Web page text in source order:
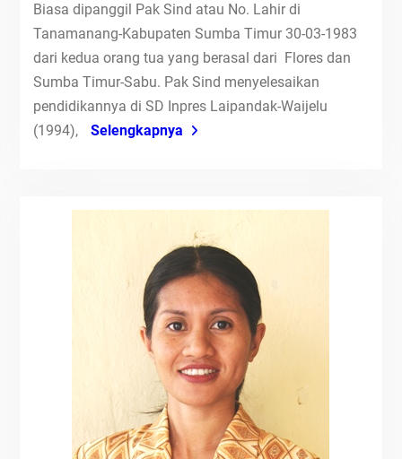
Biasa dipanggil Pak Sind atau No. Lahir di
Tanamanang-Kabupaten Sumba Timur 30-03-1983
dari kedua orang tua yang berasal dari Flores dan
Sumba Timur-Sabu. Pak Sind menyelesaikan
pendidikannya di SD Inpres Laipandak-Waijelu
(1994),
Selengkapnya